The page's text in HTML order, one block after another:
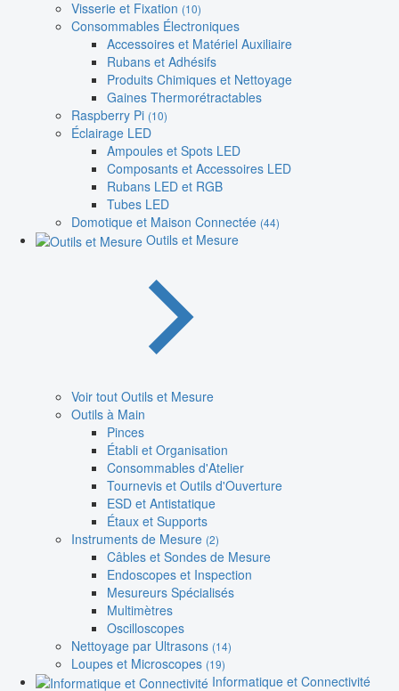
Visserie et Fixation (10)
Consommables Électroniques
Accessoires et Matériel Auxiliaire
Rubans et Adhésifs
Produits Chimiques et Nettoyage
Gaines Thermorétractables
Raspberry Pi (10)
Éclairage LED
Ampoules et Spots LED
Composants et Accessoires LED
Rubans LED et RGB
Tubes LED
Domotique et Maison Connectée (44)
Outils et Mesure
Voir tout Outils et Mesure
Outils à Main
Pinces
Établi et Organisation
Consommables d'Atelier
Tournevis et Outils d'Ouverture
ESD et Antistatique
Étaux et Supports
Instruments de Mesure (2)
Câbles et Sondes de Mesure
Endoscopes et Inspection
Mesureurs Spécialisés
Multimètres
Oscilloscopes
Nettoyage par Ultrasons (14)
Loupes et Microscopes (19)
Informatique et Connectivité